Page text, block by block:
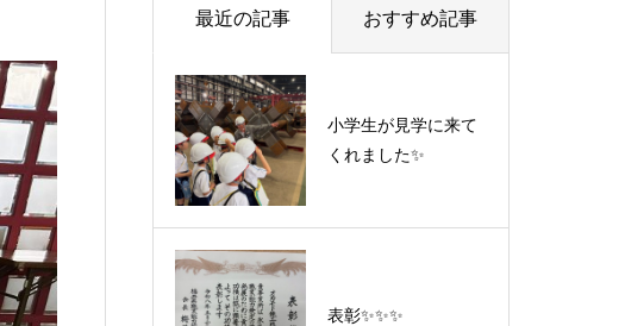
最近の記事
おすすめ記事
小学生が見学に来て
くれました✨
表彰✨✨✨